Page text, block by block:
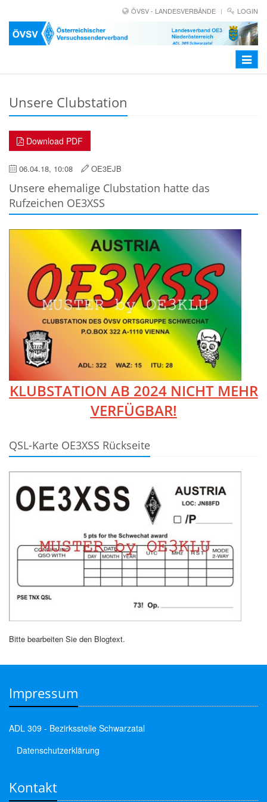
ÖVSV - LANDESVERBÄNDE LOGIN
Toggle
Unsere Clubstation
Download PDF
06.04.18, 10:08 OE3EJB
Unsere ehemalige Clubstation hatte das
Rufzeichen OE3XSS
KLUBSTATION AB 2024 NICHT MEHR
VERFÜGBAR!
QSL-Karte OE3XSS Rückseite
Bitte bearbeiten Sie den Blogtext.
Impressum
ADL 309 - Bezirksstelle Schwarzatal
Datenschutzerklärung
Kontakt